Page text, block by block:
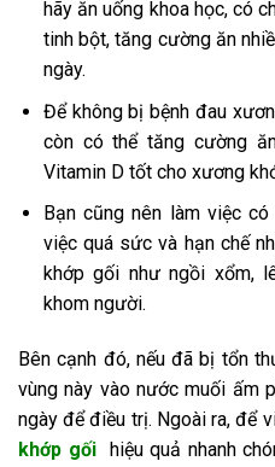
hãy ăn uống khoa học, có
tinh bột, tăng cường ăn
ngày.
Để không bị bệnh đau
còn có thể tăng cường
Vitamin D tốt cho xương
Bạn cũng nên làm việc
việc quá sức và hạn chế
khớp gối như ngồi xổm,
khom người.
Bên cạnh đó, nếu đã bị tổn
vùng này vào nước muối ấm
ngày để điều trị. Ngoài ra, để
khớp gối
hiệu quả nhanh